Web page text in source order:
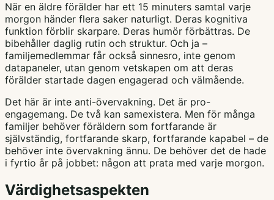
När en äldre förälder har ett 15 minuters samtal varje
morgon händer flera saker naturligt. Deras kognitiva
funktion förblir skarpare. Deras humör förbättras. De
bibehåller daglig rutin och struktur. Och ja –
familjemedlemmar får också sinnesro, inte genom
datapaneler, utan genom vetskapen om att deras
förälder startade dagen engagerad och välmående.
Det här är inte anti-övervakning. Det är pro-
engagemang. De två kan samexistera. Men för många
familjer behöver föräldern som fortfarande är
självständig, fortfarande skarp, fortfarande kapabel – de
behöver inte övervakning ännu. De behöver det de hade
i fyrtio år på jobbet: någon att prata med varje morgon.
Värdighetsaspekten